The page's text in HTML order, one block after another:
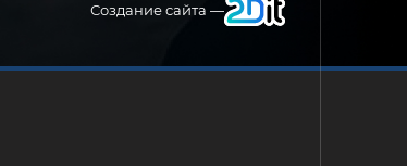
Создание сайта —